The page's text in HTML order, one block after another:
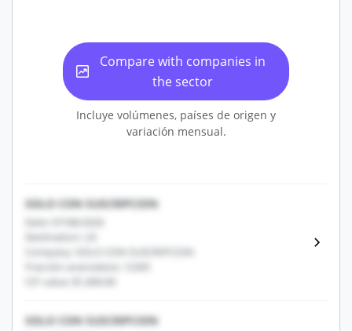
Compare with companies in
the sector
Incluye volúmenes, países de origen y
variación mensual.
SOLO CON SUSCRIPCION
Date: 07/08/2026
Destination: US
Company: SOLO CON SUSCRIPCION
Fracción arancelaria: 12345
CIF value: $1,000.00
SOLO CON SUSCRIPCION